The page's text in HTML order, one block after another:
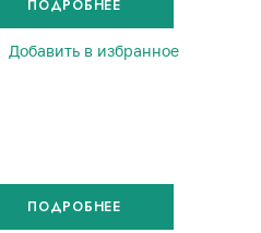
Добавить в избранное